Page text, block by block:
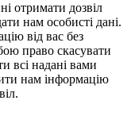
отримати дозвіл
нам особисті дані.
від вас без
право скасувати
всі надані вами
нам інформацію